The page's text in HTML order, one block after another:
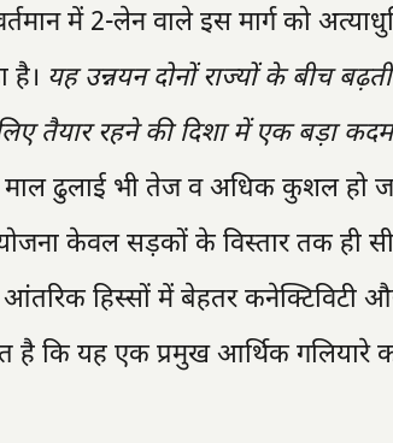
में 2-लेन वाले इस मार्ग को
है। यह उन्नयन दोनों राज्यों के बीच
तैयार रहने की दिशा में एक बड़ा
ढुलाई भी तेज व अधिक कुशल हो
केवल सड़कों के विस्तार तक ही
हिस्सों में बेहतर कनेक्टिविटी
है कि यह एक प्रमुख आर्थिक गलियारे